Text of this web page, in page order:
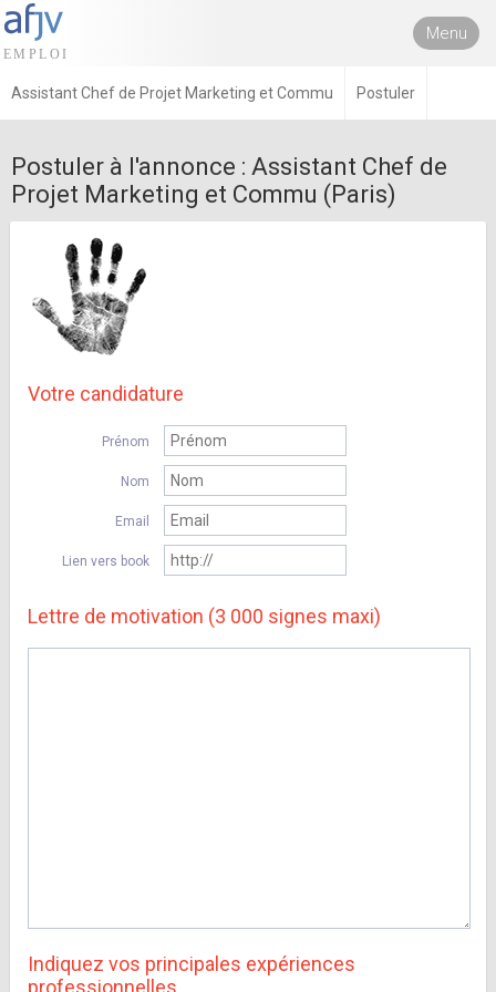
Menu
Assistant Chef de Projet Marketing et Commu Postuler
Postuler à l'annonce : Assistant Chef de
Projet Marketing et Commu (Paris)
Votre candidature
Prénom
Nom
Email
Lien vers book
Lettre de motivation (3 000 signes maxi)
Indiquez vos principales expériences
professionnelles